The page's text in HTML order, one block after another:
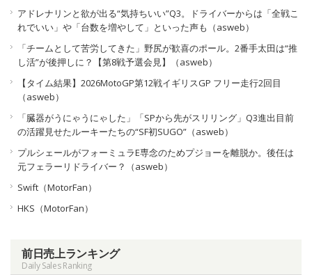
アドレナリンと欲が出る“気持ちいい”Q3。ドライバーからは「全戦こ
れでいい」や「台数を増やして」といった声も（asweb）
「チームとして苦労してきた」野尻が歓喜のポール。2番手太田は“推
し活”が後押しに？【第8戦予選会見】（asweb）
【タイム結果】2026MotoGP第12戦イギリスGP フリー走行2回目
（asweb）
「臓器がうにゃうにゃした」「SPから先がスリリング」Q3進出目前
の活躍見せたルーキーたちの“SF初SUGO”（asweb）
プルシェールがフォーミュラE専念のためプジョーを離脱か。後任は
元フェラーリドライバー？（asweb）
Swift（MotorFan）
HKS（MotorFan）
前日売上ランキング
Daily Sales Ranking